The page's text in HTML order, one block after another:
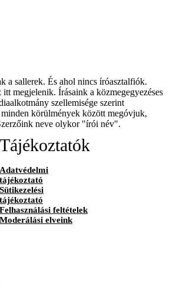
a sallerek. És ahol nincs íróasztalfiók.
megjelenik. Írásaink a közmegegyezéses
szellemisége szerint
körülmények között megóvjuk,
neve olykor "írói név".
Tájékoztatók
Adatvédelmi
tájékoztató
Sütikezelési
tájékoztató
Felhasználási feltételek
Moderálási elveink